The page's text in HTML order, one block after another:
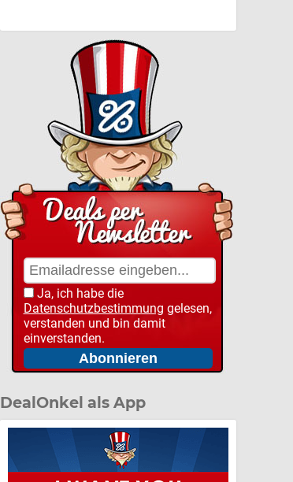
Ja, ich habe die
Datenschutzbestimmung gelesen,
verstanden und bin damit
einverstanden.
DealOnkel als App